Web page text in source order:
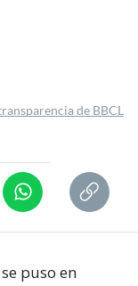
de BBCL
puso en